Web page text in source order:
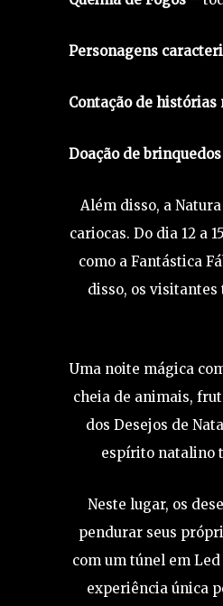
Personagens
Contação de histórias
Doação de brinquedos
Além disso, a
cariocas. Do dia 12 a
como a Fantástica
disso, os
Uma noite mágica
cheia de animais,
dos Desejos de
espírito natalino
Neste lugar, os
pendurar seus
com um túnel em
experiência única